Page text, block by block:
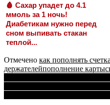
🩸 Сахар упадет до 4.1
ммоль за 1 ночь!
Диабетикам нужно перед
сном выпивать стакан
теплой...
Отмечено как пополнять счет
держателейпополнение карты
Навигация
по